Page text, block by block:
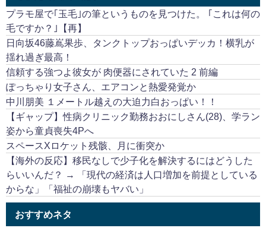
プラモ屋で｢玉毛｣の筆というものを見つけた。 ｢これは何の
毛ですか？｣【再】
日向坂46藤嶌果歩、タンクトップおっぱいデッカ！横乳が
揺れ過ぎ最高！
信頼する強つよ彼女が 肉便器にされていた 2 前編
ぽっちゃり女子さん、エアコンと熱愛発覚か
中川朋美 １メートル越えの大迫力白おっぱい！！
【ギャップ】性病クリニック勤務おおにしさん(28)、学ラン
姿から童貞喪失4Pへ
スペースXロケット残骸、月に衝突か
【海外の反応】移民なしで少子化を解決するにはどうした
らいいんだ？ → 「現代の経済は人口増加を前提としている
からな」「福祉の崩壊もヤバい」
おすすめネタ